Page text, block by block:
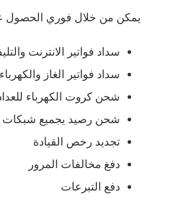
يمكن من خلال فوري
سداد فواتير الانترنت
سداد فواتير الغاز والكهرباء
شحن كروت الكهرباء
شحن رصيد يجميع شبكات
تجديد رخص القيادة
دفغ مخالفات المرور
دفع التبرعات